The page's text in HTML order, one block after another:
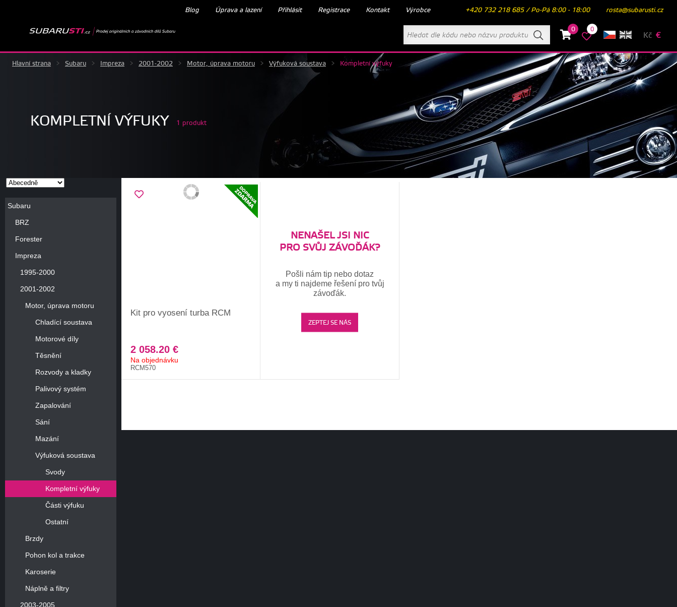
Blog Úprava a lazení Přihlásit Registrace Kontakt Výrobce +420 732 218 685 / Po-Pá 8:00 - 18:00 rosta@subarusti.cz
0 0
Kč €
Hlavní strana > Subaru > Impreza > 2001-2002 > Motor, úprava motoru > Výfuková soustava > Kompletní výfuky
KOMPLETNÍ VÝFUKY 1 produkt
Subaru
BRZ
Forester
Impreza
1995-2000
2001-2002
Motor, úprava motoru
Chladící soustava
Motorové díly
Těsnění
Rozvody a kladky
Palivový systém
Zapalování
Sání
Mazání
Výfuková soustava
Svody
Kompletní výfuky
Části výfuku
Ostatní
Brzdy
Pohon kol a trakce
Karoserie
Náplně a filtry
2003-2005
Kit pro vyosení turba RCM
2 058.20 €
Na objednávku
RCM570
NENAŠEL JSI NIC
PRO SVŮJ ZÁVOĎÁK?
Pošli nám tip nebo dotaz
a my ti najdeme řešení pro tvůj
závoďák.
ZEPTEJ SE NÁS